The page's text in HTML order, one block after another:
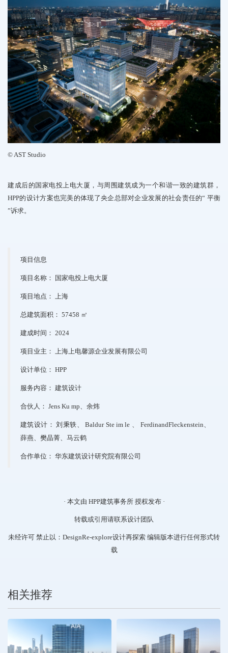
© AST Studio
建成后的国家电投上电大厦， 与周围建筑成为一个和谐一致的建筑群，
HPP的设计方案也完美的体现了央企总部对企业发展的社会责任的“ 平衡
”诉求。
项目信息
项目名称： 国家电投上电大厦
项目地点： 上海
总建筑面积： 57458 ㎡
建成时间： 2024
项目业主： 上海上电馨源企业发展有限公司
设计单位： HPP
服务内容： 建筑设计
合伙人： Jens Ku mp 、余炜
建筑设计： 刘秉轶、 Baldur Ste im le FerdinandFleckenstein
薛燕、樊晶菁、马云鹤
合作单位： 华东建筑设计研究院有限公司
· 本文由 HPP建筑事务所授权发布 ·
转载或引用请联系设计团队
未经许可 禁止以：DesignRe-explore设计再探索 编辑版本进行任何形式转
载
相关推荐